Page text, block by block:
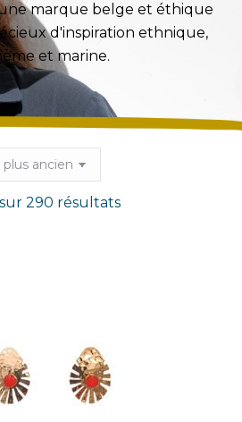
une marque belge et éthique
d'inspiration ethnique,
et marine.
290 résultatsTrié